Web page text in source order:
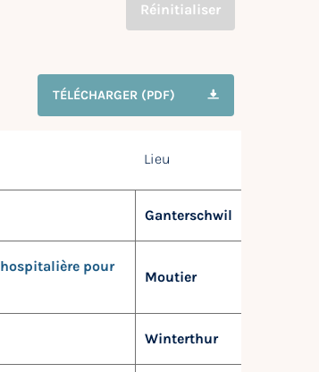
Réinitialiser
TÉLÉCHARGER (PDF)
Lieu
Ganterschwil
pour
Moutier
Winterthur